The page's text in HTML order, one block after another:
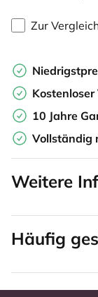
Zur
Kostenloser
10 Jahre
Vollständig
Weitere
Häufig